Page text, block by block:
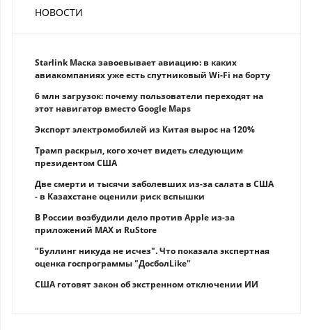
НОВОСТИ
Starlink Маска завоевывает авиацию: в каких
авиакомпаниях уже есть спутниковый Wi-Fi на борту
6 млн загрузок: почему пользователи переходят на
этот навигатор вместо Google Maps
Экспорт электромобилей из Китая вырос на 120%
Трамп раскрыл, кого хочет видеть следующим
президентом США
Две смерти и тысячи заболевших из-за салата в США
- в Казахстане оценили риск вспышки
В России возбудили дело против Apple из-за
приложений MAX и RuStore
"Буллинг никуда не исчез". Что показала экспертная
оценка госпрограммы "ДосболLike"
США готовят закон об экстренном отключении ИИ